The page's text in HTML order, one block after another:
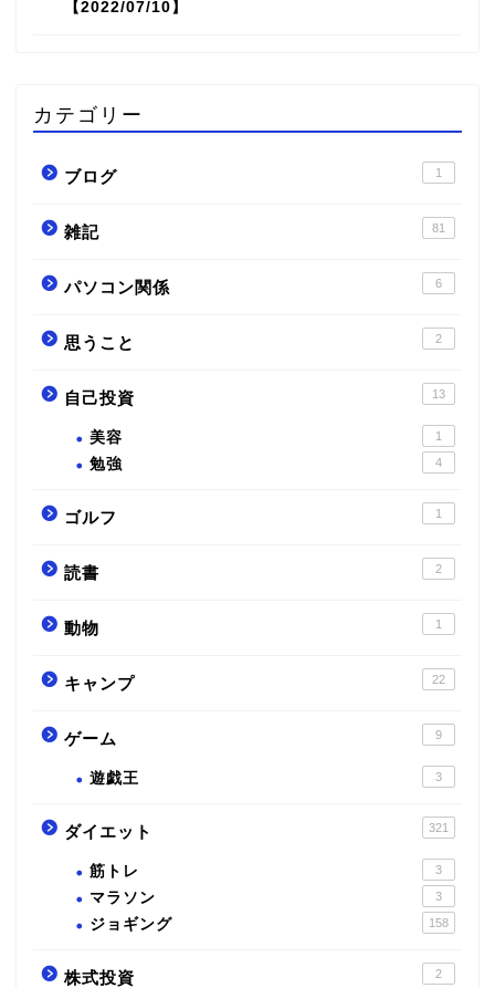
【2022/07/10】
カテゴリー
ブログ 1
雑記 81
パソコン関係 6
思うこと 2
自己投資 13
美容 1
勉強 4
ゴルフ 1
読書 2
動物 1
キャンプ 22
ゲーム 9
遊戯王 3
ダイエット 321
筋トレ 3
マラソン 3
ジョギング 158
株式投資 2